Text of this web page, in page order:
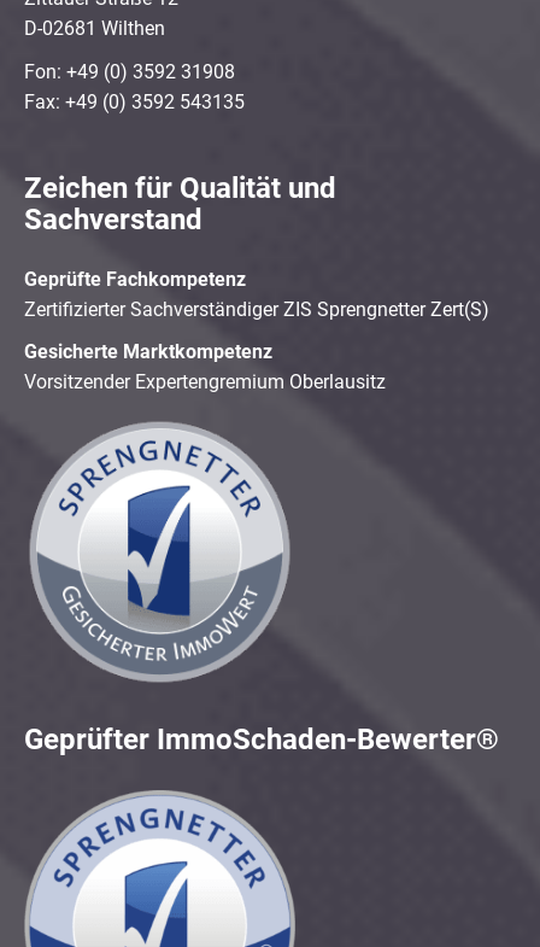
D-02681 Wilthen
Fon: +49 (0) 3592 31908
Fax: +49 (0) 3592 543135
Zeichen für Qualität und
Sachverstand
Geprüfte Fachkompetenz
Zertifizierter Sachverständiger ZIS Sprengnetter Zert(S)
Gesicherte Marktkompetenz
Vorsitzender Expertengremium Oberlausitz
Geprüfter ImmoSchaden-Bewerter®